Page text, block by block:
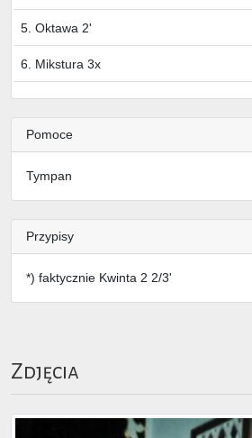
5. Oktawa 2'
6. Mikstura 3x
Pomoce
Tympan
Przypisy
*) faktycznie Kwinta 2 2/3'
Zdjęcia